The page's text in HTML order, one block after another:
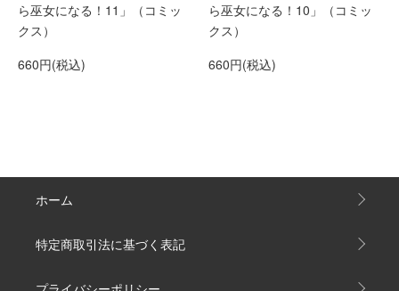
ら巫女になる！11」（コミッ
クス）
660円(税込)
ら巫女になる！10」（コミッ
クス）
660円(税込)
ホーム
特定商取引法に基づく表記